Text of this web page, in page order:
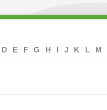
D E F G H I J K L M